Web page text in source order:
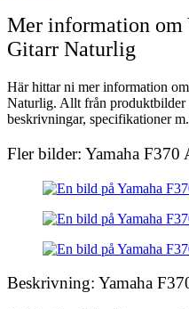
Mer information om
Gitarr Naturlig
Här hittar ni mer information
Naturlig. Allt från produktbilder
beskrivningar, specifikationer
Fler bilder: Yamaha
Beskrivning: Yamaha